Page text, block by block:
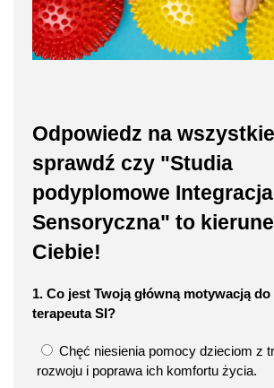
Odpowiedz na
sprawdź czy "Studia
podyplomowe Integracja
Sensoryczna" to
Ciebie!
1. Co jest Twoją główną motywacją
terapeuta SI?
Chęć niesienia pomocy dzieciom z
rozwoju i poprawa ich komfortu życia.